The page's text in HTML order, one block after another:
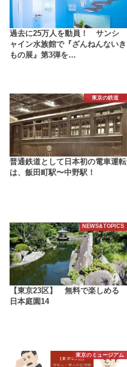
過去に25万人を動員！ サンシ
ャイン水族館で『ざんねんないき
もの展』第3弾を…
東京の鉄道
普通鉄道として日本初の電車運転
は、飯田町駅〜中野駅！
NEWS&TOPICS
【東京23区】 無料で楽しめる
日本庭園14
東京のミュージアム